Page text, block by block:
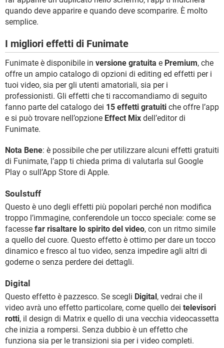
quando deve apparire e quando deve scomparire. È molto
semplice.
I migliori effetti di Funimate
Funimate è disponibile in versione gratuita e Premium, che
offre un ampio catalogo di opzioni di editing ed effetti per i
tuoi video, sia per gli utenti amatoriali, sia per i
professionisti. Gli effetti che ti raccomandiamo di seguito
fanno parte del catalogo dei 15 effetti gratuiti che offre l’app
e si può trovare nell’opzione Effect Mix dell’editor di
Funimate.
Nota Bene: è possibile che per utilizzare alcuni effetti gratuiti
di Funimate, l’app ti chieda prima di valutarla sul Google
Play o sull’App Store di Apple.
Soulstuff
Questo è uno degli effetti più popolari perché non modifica
troppo l’immagine, conferendole un tocco speciale: come se
facesse far risaltare lo spirito del video, con un ritmo simile
a quello del cuore. Questo effetto è ottimo per dare un tocco
dinamico e fresco al tuo video, senza impedire agli altri di
goderne o senza perdere dei dettagli.
Digital
Questo effetto è pazzesco. Se scegli Digital , vedrai che il
video avrà uno effetto particolare, come quello dei televisori
rotti, il design di Matrix e quello di una vecchia videocassetta
che inizia a rompersi. Senza dubbio è un effetto che
funziona sia per le transizioni sia per i video completi.